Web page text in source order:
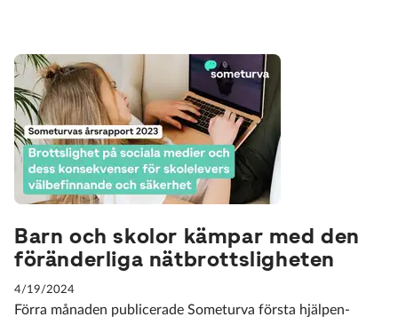
Barn och skolor kämpar med den
föränderliga nätbrottsligheten
4/19/2024
Förra månaden publicerade Someturva första hjälpen-